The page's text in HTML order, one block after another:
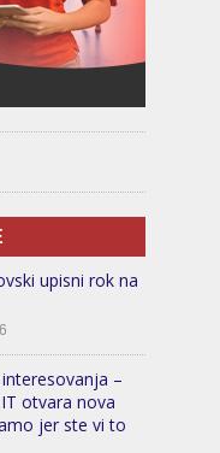
upisni rok na
–
otvara nova
jer ste vi to